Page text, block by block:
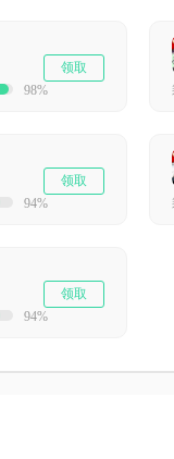
98%
领取
94%
领取
94%
领取